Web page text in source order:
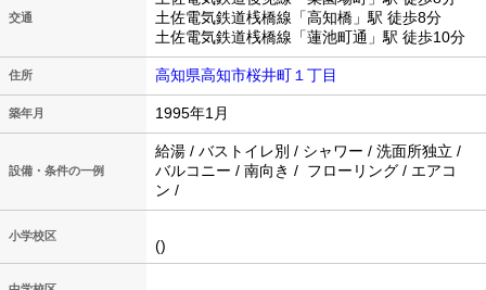
交通
土佐電気鉄道桟橋線「高知橋」駅 徒歩8分
土佐電気鉄道桟橋線「蓮池町通」駅 徒歩10分
住所 高知県高知市桜井町１丁目
築年月 1995年1月
設備・条件の一例
給湯 / バストイレ別 / シャワー / 洗面所独立 /
バルコニー / 南向き / フローリング / エアコ
ン /
小学校区
()